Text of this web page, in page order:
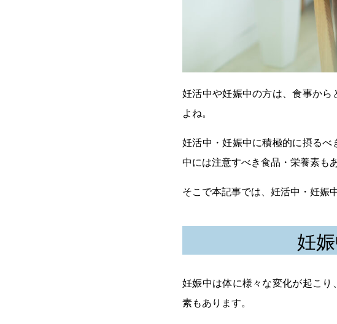
妊活中や妊娠中の方は、食事か
よね。
妊活中・妊娠中に積極的に摂る
中には注意すべき食品・栄養素も
そこで本記事では、妊活中・妊娠
妊
妊娠中は体に様々な変化が起こ
素もあります。